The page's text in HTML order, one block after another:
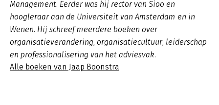
Management. Eerder was hij rector van Sioo en
hoogleraar aan de Universiteit van Amsterdam en in
Wenen. Hij schreef meerdere boeken over
organisatieverandering, organisatiecultuur, leiderschap
en professionalisering van het adviesvak.
Alle boeken van Jaap Boonstra